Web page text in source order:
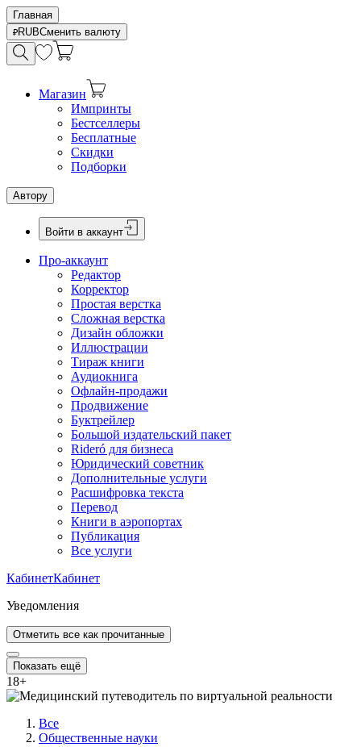
Главная
RUBСменить валюту
Магазин
Импринты
Бестселлеры
Бесплатные
Скидки
Подборки
Автору
Войти в аккаунт
Про-аккаунт
Редактор
Корректор
Простая верстка
Сложная верстка
Дизайн обложки
Иллюстрации
Тираж книги
Аудиокнига
Офлайн-продажи
Продвижение
Буктрейлер
Большой издательский пакет
Rideró для бизнеса
Юридический советник
Дополнительные услуги
Расшифровка текста
Перевод
Книги в аэропортах
Публикация
Все услуги
КабинетКабинет
Уведомления
Отметить все как прочитанные
Показать ещё
18+
Все
Общественные науки